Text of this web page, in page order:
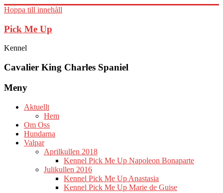
Hoppa till innehåll
Pick Me Up
Kennel
Cavalier King Charles Spaniel
Meny
Aktuellt
Hem
Om Oss
Hundarna
Valpar
Aprilkullen 2018
Kennel Pick Me Up Napoleon Bonaparte
Julikullen 2016
Kennel Pick Me Up Anastasia
Kennel Pick Me Up Marie de Guise